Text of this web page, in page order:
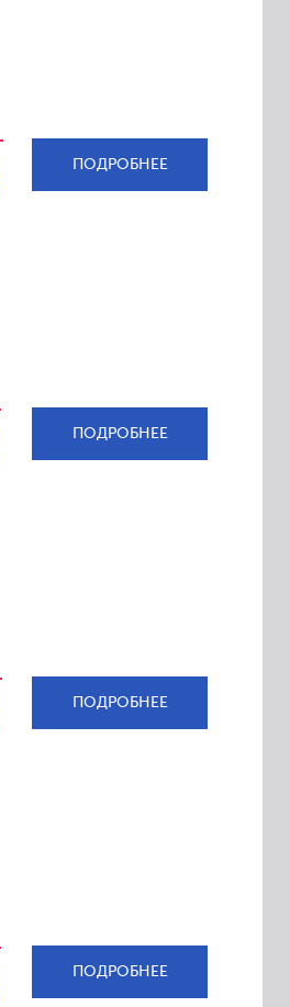
ПОДРОБНЕЕ
ПОДРОБНЕЕ
ПОДРОБНЕЕ
ПОДРОБНЕЕ